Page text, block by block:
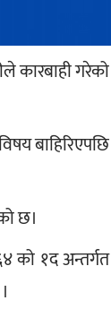
कारबाही गरेको
बाहिरिएपछि
छ।
को १द अन्तर्गत